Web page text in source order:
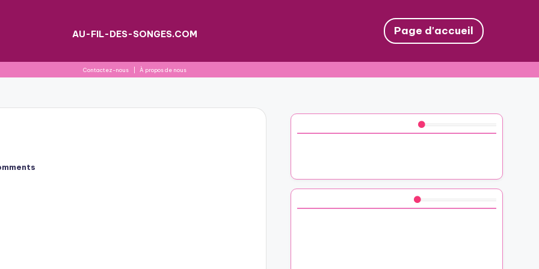
AU-FIL-DES-SONGES.COM Page d'accueil
Contactez-nous À propos de nous